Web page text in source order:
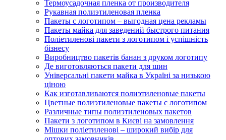
Термоусадочная пленка от производителя
Рукавная полиэтиленовая пленка
Пакеты с логотипом – выгодная цена рекламы
Пакеты майка для заведений быстрого питания
Поліетиленові пакети з логотипом і успішність
бізнесу
Виробництво пакетів банан з друком логотипу
Де виготовляються пакети для шин
Універсальні пакети майка в Україні за низькою
ціною
Как изготавливаются полиэтиленовые пакеты
Цветные полиэтиленовые пакеты с логотипом
Различные типы полиэтиленовых пакетов
Пакети з логотипом в Києві на замовлення
Мішки поліетиленові – широкий вибір для